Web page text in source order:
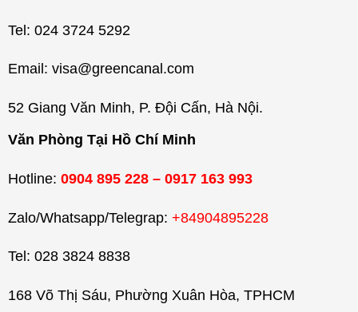
Tel: 024 3724 5292
Email: visa@greencanal.com
52 Giang Văn Minh, P. Đội Cấn, Hà Nội.
Văn Phòng Tại Hồ Chí Minh
Hotline: 0904 895 228 – 0917 163 993
Zalo/Whatsapp/Telegrap: +84904895228
Tel: 028 3824 8838
168 Võ Thị Sáu, Phường Xuân Hòa, TPHCM